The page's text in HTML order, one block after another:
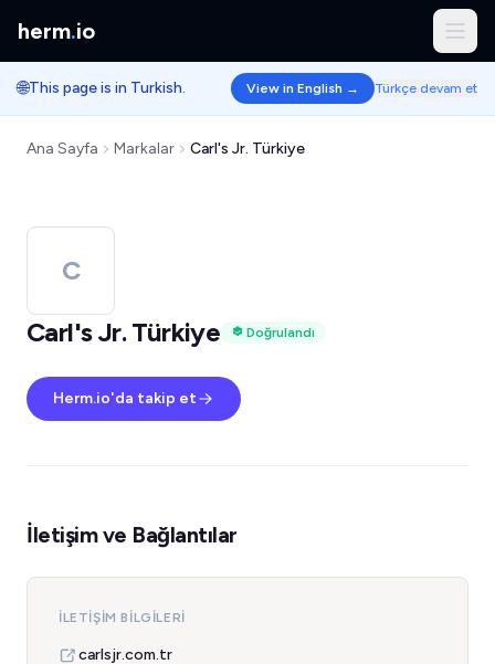
herm.io
🌐This page is in Turkish. View in English → Türkçe devam et
Ana Sayfa Markalar Carl's Jr. Türkiye
C
Carl's Jr. Türkiye
Doğrulandı
Herm.io'da takip et
İletişim ve Bağlantılar
İLETIŞIM BILGILERI
carlsjr.com.tr